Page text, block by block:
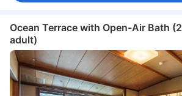
Ocean Terrace with Open-Air Bath (2
adult)